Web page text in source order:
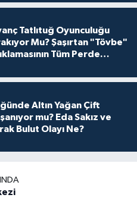
Tatlıtuğ Oyunculuğu
Mu? Şaşırtan "Tövbe"
Tüm Perde
Altın Yağan Çift
mu? Eda Sakız ve
Bulut Olayı Ne?